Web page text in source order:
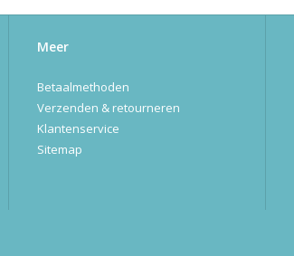
Meer
Betaalmethoden
Verzenden & retourneren
Klantenservice
Sitemap